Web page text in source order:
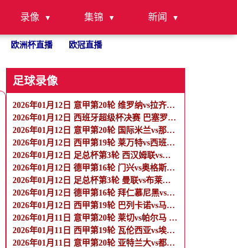
录像 集锦 新闻
欧洲杯直播 欧冠直播
足球录像
2026年01月12日 意甲第20轮 维罗纳vs拉齐奥 全场录像
2026年01月12日 西班牙超级杯决赛 巴塞罗那vs皇家马德里 全场录像
2026年01月12日 意甲第20轮 国际米兰vs那不勒斯 全场录像
2026年01月12日 西甲第19轮 莱万特vs西班牙人 全场录像
2026年01月12日 足总杯第3轮 西汉姆联vs女王公园巡游者 全场录像
2026年01月12日 德甲第16轮 门兴vs奥格斯堡 全场录像
2026年01月12日 足总杯第3轮 曼联vs布莱顿 全场录像
2026年01月12日 德甲第16轮 拜仁慕尼黑vs沃尔夫斯堡 全场录像
2026年01月12日 西甲第19轮 巴列卡诺vs马洛卡 全场录像
2026年01月11日 意甲第20轮 莱切vs帕尔马 全场录像
2026年01月11日 西甲第19轮 瓦伦西亚vs埃尔切 全场录像
2026年01月11日 意甲第20轮 亚特兰大vs都灵 全场录像